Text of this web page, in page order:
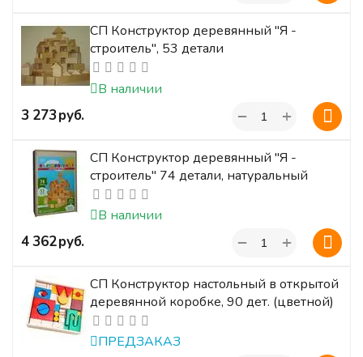
СП Конструктор деревянный "Я -
строитель", 53 детали
В наличии
‍3 273‍руб. +
−
СП Конструктор деревянный "Я -
строитель" 74 детали, натуральный
В наличии
‍4 362‍руб. +
−
СП Конструктор настольный в открытой
деревянной коробке, 90 дет. (цветной)
ПРЕДЗАКАЗ